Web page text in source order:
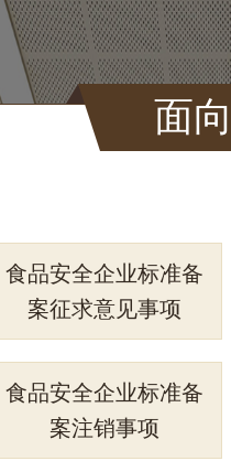
面
食品安全企业标准备
案征求意见事项
食品安全企业标准备
案注销事项